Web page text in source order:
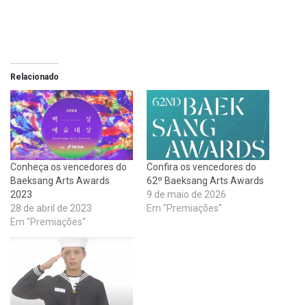
Relacionado
Conheça os vencedores do
Baeksang Arts Awards
2023
28 de abril de 2023
Em "Premiações"
Confira os vencedores do
62º Baeksang Arts Awards
9 de maio de 2026
Em "Premiações"